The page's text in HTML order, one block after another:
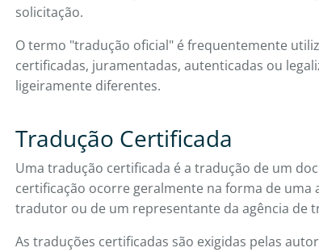
solicitação.
O termo "tradução oficial" é frequentemente
certificadas, juramentadas, autenticadas ou
ligeiramente diferentes.
Tradução Certificada
Uma tradução certificada é a tradução de um
certificação ocorre geralmente na forma de
tradutor ou de um representante da agência de
As traduções certificadas são exigidas pelas